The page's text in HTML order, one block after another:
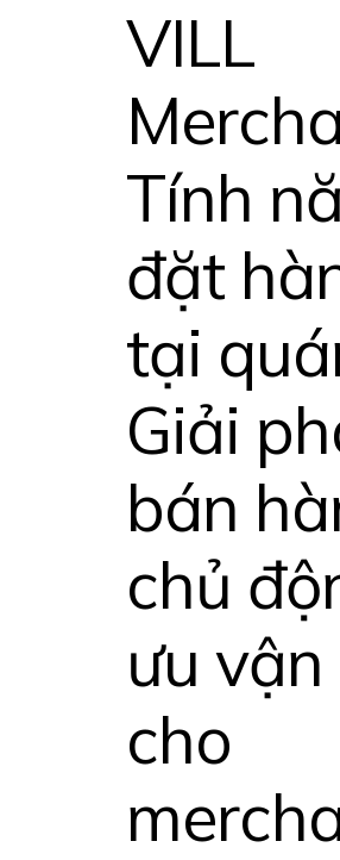
VILL
Tính
đặt
tại
Giải
bán
chủ
ưu
cho